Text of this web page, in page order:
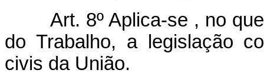
Art. 8º Aplica-se , no
do Trabalho, a legislação
civis da União.